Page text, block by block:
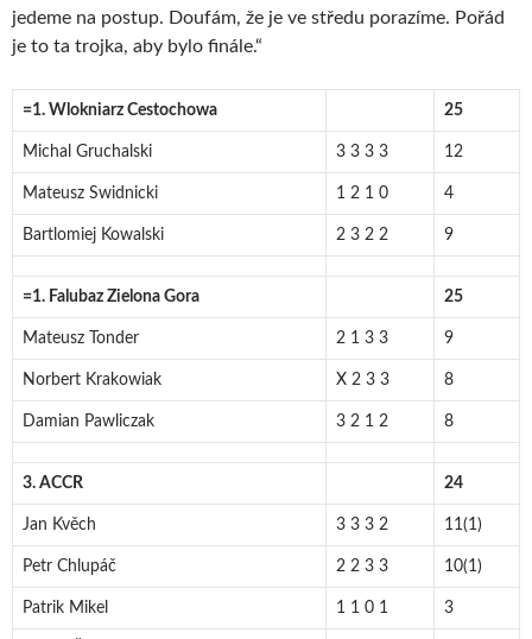
jedeme na postup. Doufám, že je ve středu porazíme. Pořád
je to ta trojka, aby bylo finále.“
=1. Wlokniarz Cestochowa 25
Michal Gruchalski 3 3 3 3 12
Mateusz Swidnicki 1 2 1 0 4
Bartlomiej Kowalski 2 3 2 2 9
=1. Falubaz Zielona Gora 25
Mateusz Tonder 2 1 3 3 9
Norbert Krakowiak X 2 3 3 8
Damian Pawliczak 3 2 1 2 8
3. ACCR 24
Jan Kvěch 3 3 3 2 11(1)
Petr Chlupáč 2 2 3 3 10(1)
Patrik Mikel 1 1 0 1 3